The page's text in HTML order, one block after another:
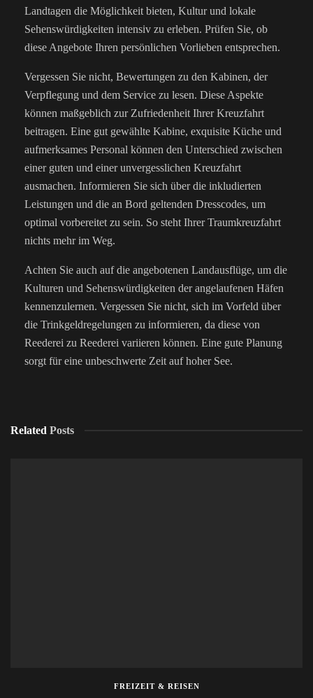
Landtagen die Möglichkeit bieten, Kultur und lokale
Sehenswürdigkeiten intensiv zu erleben. Prüfen Sie, ob
diese Angebote Ihren persönlichen Vorlieben entsprechen.
Vergessen Sie nicht, Bewertungen zu den Kabinen, der
Verpflegung und dem Service zu lesen. Diese Aspekte
können maßgeblich zur Zufriedenheit Ihrer Kreuzfahrt
beitragen. Eine gut gewählte Kabine, exquisite Küche und
aufmerksames Personal können den Unterschied zwischen
einer guten und einer unvergesslichen Kreuzfahrt
ausmachen. Informieren Sie sich über die inkludierten
Leistungen und die an Bord geltenden Dresscodes, um
optimal vorbereitet zu sein. So steht Ihrer Traumkreuzfahrt
nichts mehr im Weg.
Achten Sie auch auf die angebotenen Landausflüge, um die
Kulturen und Sehenswürdigkeiten der angelaufenen Häfen
kennenzulernen. Vergessen Sie nicht, sich im Vorfeld über
die Trinkgeldregelungen zu informieren, da diese von
Reederei zu Reederei variieren können. Eine gute Planung
sorgt für eine unbeschwerte Zeit auf hoher See.
Related Posts
FREIZEIT & REISEN